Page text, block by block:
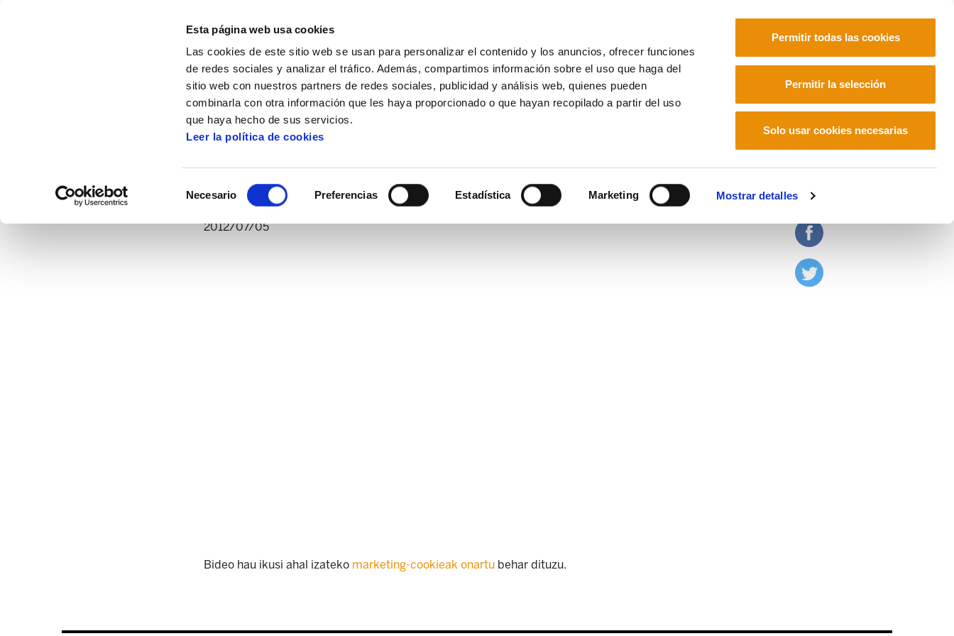
Esta página web usa cookies
Las cookies de este sitio web se usan para personalizar el contenido y los anuncios, ofrecer funciones
de redes sociales y analizar el tráfico. Además, compartimos información sobre el uso que haga del
sitio web con nuestros partners de redes sociales, publicidad y análisis web, quienes pueden
combinarla con otra información que les haya proporcionado o que hayan recopilado a partir del uso
que haya hecho de sus servicios.
Leer la política de cookies
Necesario Preferencias Estadística Marketing Mostrar detalles
Permitir todas las cookies
Permitir la selección
Solo usar cookies necesarias
Vídeos Toussaint: Un Estado puede no pagar la deuda por estado de necesidad
Toussaint: Un Estado puede no pagar la deuda por estado de necesidad
2012/07/05
Bideo hau ikusi ahal izateko marketing-cookieak onartu behar dituzu.